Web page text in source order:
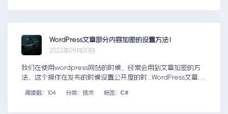
WordPress文章部分内容加密的设置方法！
2023年09月20日
我们在使用wordpress网站的时候，经常会用到文章加密的方
法，这个操作在发布的时候设置公开度的时...WordPress文章部
阅读数：104 分类：技术 标签：C#